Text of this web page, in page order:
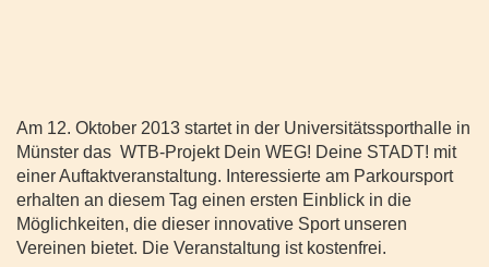
Am 12. Oktober 2013 startet in der Universitätssporthalle in
Münster das WTB-Projekt Dein WEG! Deine STADT! mit
einer Auftaktveranstaltung. Interessierte am Parkoursport
erhalten an diesem Tag einen ersten Einblick in die
Möglichkeiten, die dieser innovative Sport unseren
Vereinen bietet. Die Veranstaltung ist kostenfrei.